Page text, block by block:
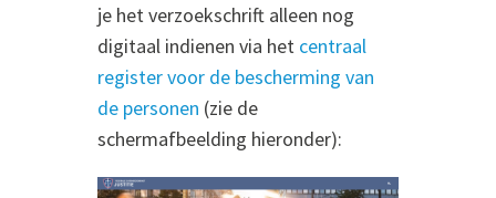
je het verzoekschrift alleen nog
digitaal indienen via het centraal
register voor de bescherming van
de personen (zie de
schermafbeelding hieronder):